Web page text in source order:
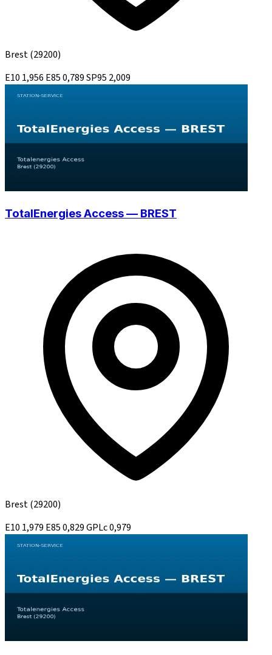
Brest(29200)
E10 1,956 E850,789SP95 2,009
TotalEnergies Access — BREST
Brest(29200)
E10 1,979 E850,829GPLc0,979